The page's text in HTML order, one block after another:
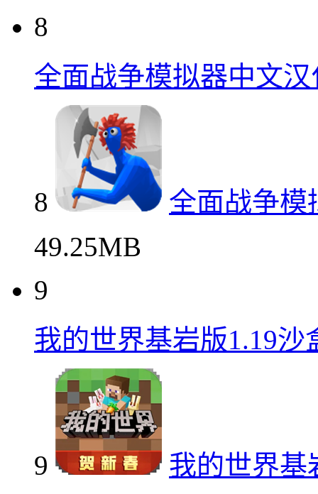
8
全面战争模拟器中文
8
全面战争模
49.25MB
9
我的世界基岩版1.19沙
9
我的世界基